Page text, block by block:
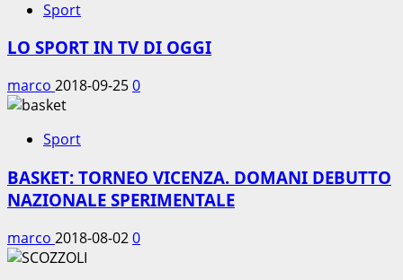
Sport
LO SPORT IN TV DI OGGI
marco 2018-09-250
Sport
BASKET: TORNEO VICENZA. DOMANI DEBUTTO
NAZIONALE SPERIMENTALE
marco 2018-08-020